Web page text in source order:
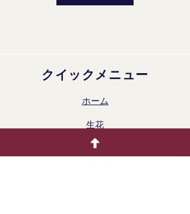
クイックメニュー
ホーム
生花
着色製品